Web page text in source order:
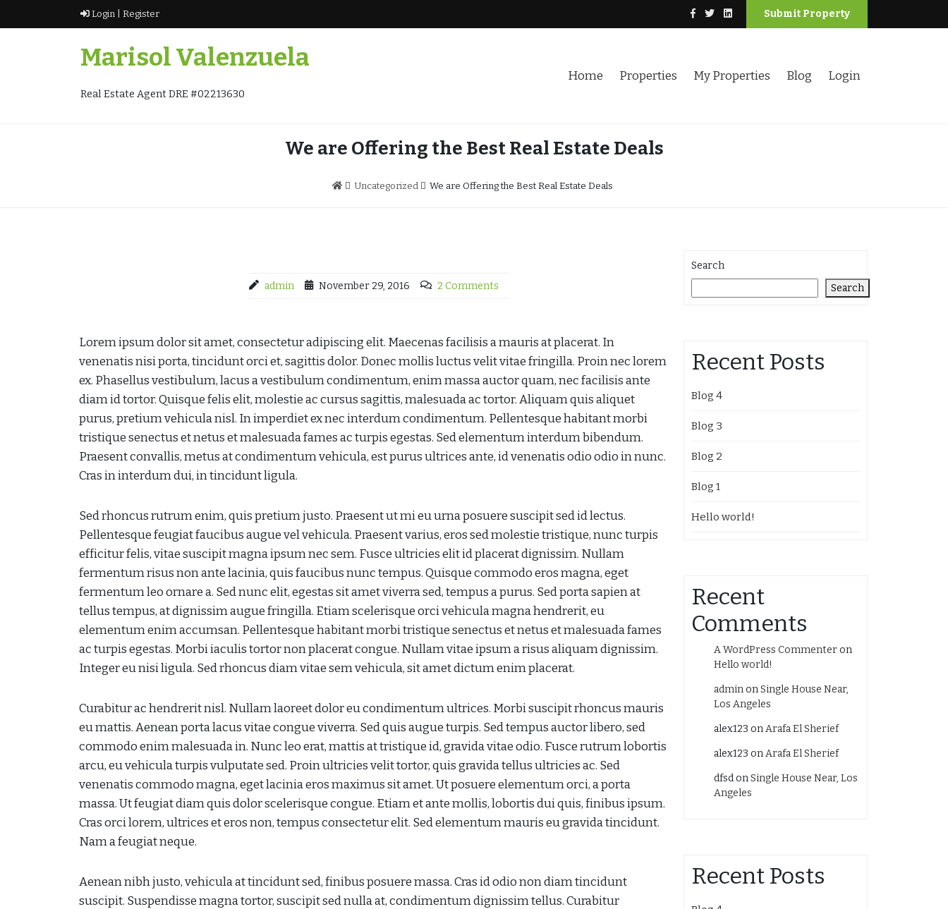
Login | Register Submit Property
Marisol Valenzuela
Real Estate Agent DRE #02213630
Home Properties My Properties Blog Login
We are Offering the Best Real Estate Deals
Uncategorized We are Offering the Best Real Estate Deals
admin November 29, 2016 2 Comments
Lorem ipsum dolor sit amet, consectetur adipiscing elit. Maecenas facilisis a mauris at placerat. In
venenatis nisi porta, tincidunt orci et, sagittis dolor. Donec mollis luctus velit vitae fringilla. Proin nec lorem
ex. Phasellus vestibulum, lacus a vestibulum condimentum, enim massa auctor quam, nec facilisis ante
diam id tortor. Quisque felis elit, molestie ac cursus sagittis, malesuada ac tortor. Aliquam quis aliquet
purus, pretium vehicula nisl. In imperdiet ex nec interdum condimentum. Pellentesque habitant morbi
tristique senectus et netus et malesuada fames ac turpis egestas. Sed elementum interdum bibendum.
Praesent convallis, metus at condimentum vehicula, est purus ultrices ante, id venenatis odio odio in nunc.
Cras in interdum dui, in tincidunt ligula.
Sed rhoncus rutrum enim, quis pretium justo. Praesent ut mi eu urna posuere suscipit sed id lectus.
Pellentesque feugiat faucibus augue vel vehicula. Praesent varius, eros sed molestie tristique, nunc turpis
efficitur felis, vitae suscipit magna ipsum nec sem. Fusce ultricies elit id placerat dignissim. Nullam
fermentum risus non ante lacinia, quis faucibus nunc tempus. Quisque commodo eros magna, eget
fermentum leo ornare a. Sed nunc elit, egestas sit amet viverra sed, tempus a purus. Sed porta sapien at
tellus tempus, at dignissim augue fringilla. Etiam scelerisque orci vehicula magna hendrerit, eu
elementum enim accumsan. Pellentesque habitant morbi tristique senectus et netus et malesuada fames
ac turpis egestas. Morbi iaculis tortor non placerat congue. Nullam vitae ipsum a risus aliquam dignissim.
Integer eu nisi ligula. Sed rhoncus diam vitae sem vehicula, sit amet dictum enim placerat.
Curabitur ac hendrerit nisl. Nullam laoreet dolor eu condimentum ultrices. Morbi suscipit rhoncus mauris
eu mattis. Aenean porta lacus vitae congue viverra. Sed quis augue turpis. Sed tempus auctor libero, sed
commodo enim malesuada in. Nunc leo erat, mattis at tristique id, gravida vitae odio. Fusce rutrum lobortis
arcu, eu vehicula turpis vulputate sed. Proin ultricies velit tortor, quis gravida tellus ultricies ac. Sed
venenatis commodo magna, eget lacinia eros maximus sit amet. Ut posuere elementum orci, a porta
massa. Ut feugiat diam quis dolor scelerisque congue. Etiam et ante mollis, lobortis dui quis, finibus ipsum.
Cras orci lorem, ultrices et eros non, tempus consectetur elit. Sed elementum mauris eu gravida tincidunt.
Nam a feugiat neque.
Aenean nibh justo, vehicula at tincidunt sed, finibus posuere massa. Cras id odio non diam tincidunt
suscipit. Suspendisse magna tortor, suscipit sed nulla at, condimentum dignissim tellus. Curabitur
Search
Search
Recent Posts
Blog 4
Blog 3
Blog 2
Blog 1
Hello world!
Recent
Comments
A WordPress Commenteron
Hello world!
adminonSingle House Near,
Los Angeles
alex123 onArafa El Sherief
alex123 onArafa El Sherief
dfsdonSingle House Near, Los
Angeles
Recent Posts